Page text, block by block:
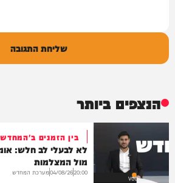
שליחת התגובה
הנצפים ביותר
VOD
בין הזמנים
לא לבעלי לב חלש:
מול המצלמות
20:00
04/08/26מערכת המחדש